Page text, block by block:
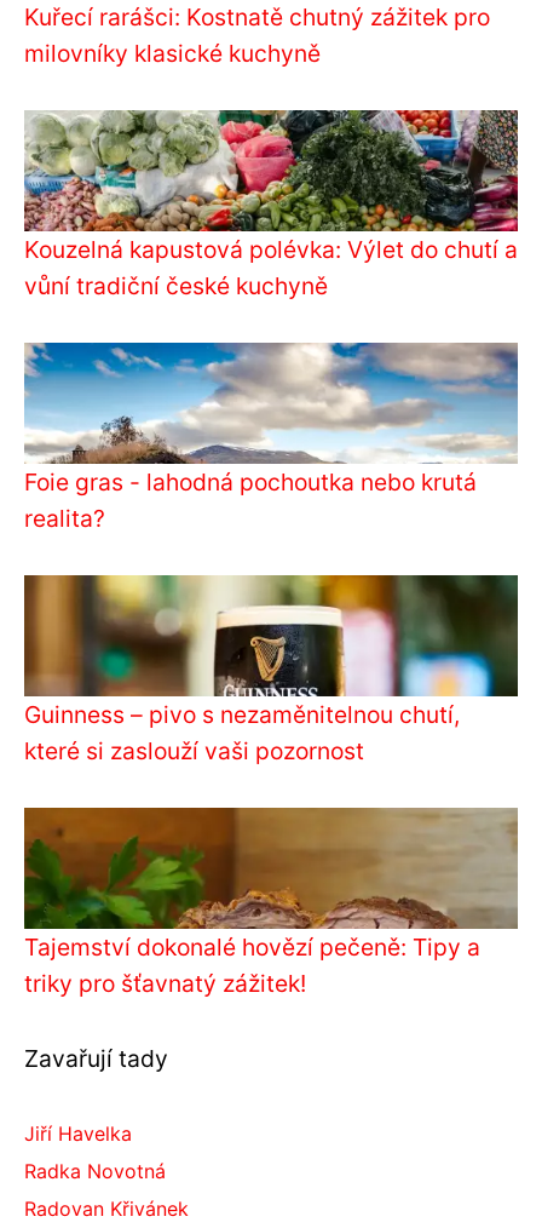
Kuřecí rarášci: Kostnatě chutný zážitek pro
milovníky klasické kuchyně
Kouzelná kapustová polévka: Výlet do chutí a
vůní tradiční české kuchyně
Foie gras - lahodná pochoutka nebo krutá
realita?
Guinness – pivo s nezaměnitelnou chutí,
které si zaslouží vaši pozornost
Tajemství dokonalé hovězí pečeně: Tipy a
triky pro šťavnatý zážitek!
Zavařují tady
Jiří Havelka
Radka Novotná
Radovan Křivánek